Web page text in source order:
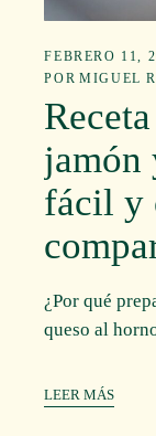
FEBRERO 11,
POR MIGUEL
jamón
fácil y
¿Por qué
queso al
LEER MÁS